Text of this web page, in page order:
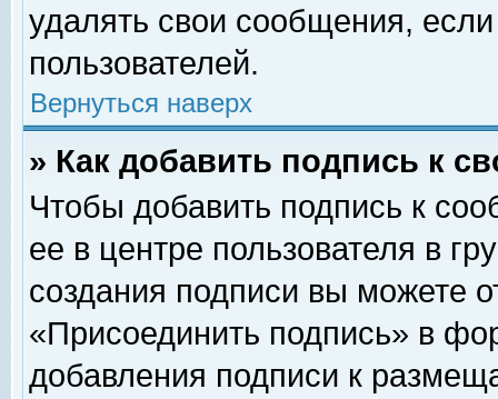
удалять свои сообщения,
пользователей.
Вернуться наверх
» Как добавить подпись к
Чтобы добавить подпись к
ее в центре пользователя в
создания подписи вы можете
«Присоединить подпись» в
добавления подписи к